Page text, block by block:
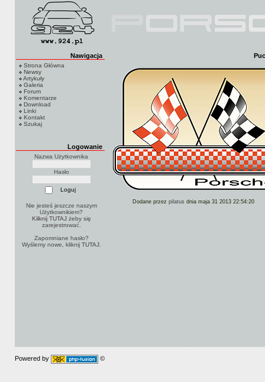
Nawigacja
Strona Główna
Newsy
Artykuły
Galeria
Forum
Komentarze
Download
Linki
Kontakt
Szukaj
Logowanie
Nazwa Użytkownika
Hasło
Nie jesteś jeszcze naszym
Użytkownikiem?
Kilknij TUTAJżeby się
zarejestrować.
Zapomniane hasło?
Wyślemy nowe, kliknij TUTAJ.
Dodane przez pilatus dnia maja 31 2013 22:54:20
Powered by ©